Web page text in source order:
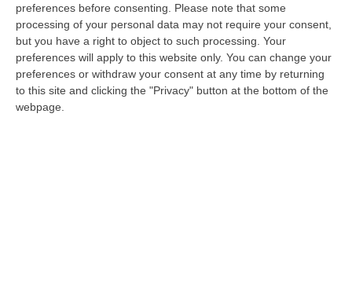
preferences before consenting.
Please note that some
processing of your personal data may not require your consent,
but you have a right to object to such processing. Your
preferences will apply to this website only. You can change your
preferences or withdraw your consent at any time by returning
to this site and clicking the "Privacy" button at the bottom of the
webpage.
di Cosenza e del suo direttore». In attesa di
capire quando il manager verrà audito in
commissione di Vigilanza, il capogruppo dei
Democratici Progressisti preme per avviare
una verifica parallela sul lavoro portato